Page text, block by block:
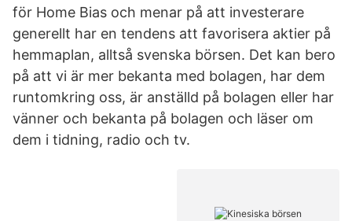
för Home Bias och menar på att investerare
generellt har en tendens att favorisera aktier på
hemmaplan, alltså svenska börsen. Det kan bero
på att vi är mer bekanta med bolagen, har dem
runtomkring oss, är anställd på bolagen eller har
vänner och bekanta på bolagen och läser om
dem i tidning, radio och tv.